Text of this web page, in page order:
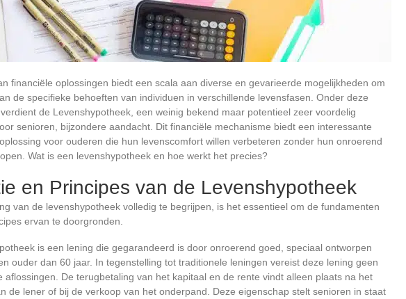
financiële oplossingen biedt een scala aan diverse en gevarieerde mogelijkheden om
de specifieke behoeften van individuen in verschillende levensfasen. Onder deze
de Levenshypotheek, een weinig bekend maar potentieel zeer voordelig
senioren, bijzondere aandacht. Dit financiële mechanisme biedt een interessante
voor ouderen die hun levenscomfort willen verbeteren zonder hun onroerend
Wat is een levenshypotheek en hoe werkt het precies?
en Principes van de Levenshypotheek
van de levenshypotheek volledig te begrijpen, is het essentieel om de fundamenten
ervan te doorgronden.
is een lening die gegarandeerd is door onroerend goed, speciaal ontworpen
ouder dan 60 jaar. In tegenstelling tot traditionele leningen vereist deze lening geen
aflossingen. De terugbetaling van het kapitaal en de rente vindt alleen plaats na het
de lener of bij de verkoop van het onderpand. Deze eigenschap stelt senioren in staat